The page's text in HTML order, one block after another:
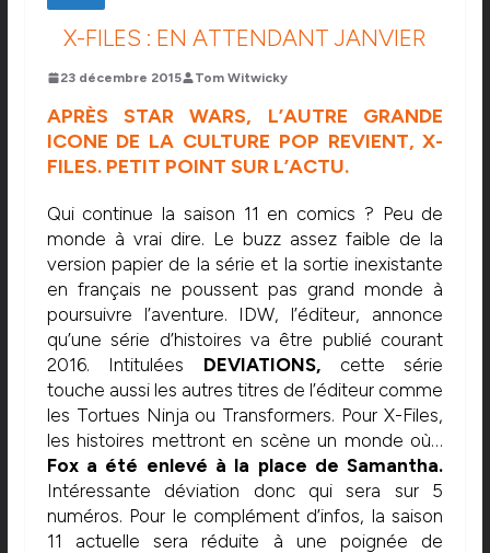
X-FILES : EN ATTENDANT JANVIER
23 décembre 2015 Tom Witwicky
APRÈS STAR WARS, L’AUTRE GRANDE
ICONE DE LA CULTURE POP REVIENT, X-
FILES. PETIT POINT SUR L’ACTU.
Qui continue la saison 11 en comics ? Peu de
monde à vrai dire. Le buzz assez faible de la
version papier de la série et la sortie inexistante
en français ne poussent pas grand monde à
poursuivre l’aventure. IDW, l’éditeur, annonce
qu’une série d’histoires va être publié courant
2016. Intitulées DEVIATIONS, cette série
touche aussi les autres titres de l’éditeur comme
les Tortues Ninja ou Transformers. Pour X-Files,
les histoires mettront en scène un monde où…
Fox a été enlevé à la place de Samantha.
Intéressante déviation donc qui sera sur 5
numéros. Pour le complément d’infos, la saison
11 actuelle sera réduite à une poignée de